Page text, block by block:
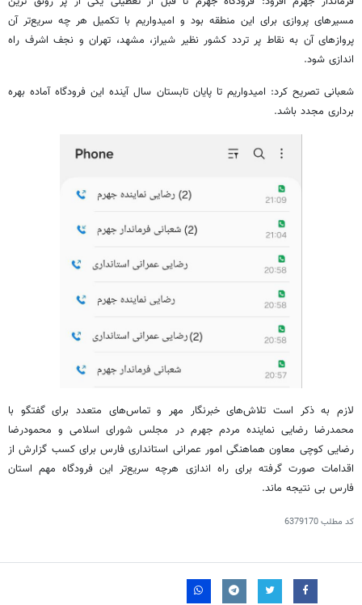
مسیرهای پروازی برای این منطقه بود و امیدواریم با تکمیل هر چه سریع‌تر آن
پروازهای آن به نقاط پر تردد کشور نظیر شیراز، مشهد، تهران و نجف اشرف راه
اندازی شود.
شعبانی تصریح کرد: امیدواریم تا پایان تابستان سال آینده این فرودگاه آماده بهره
برداری مجدد باشد.
لازم به ذکر است تلاش‌های خبرنگار مهر و تماس‌های متعدد برای گفتگو با
محمدرضا رضایی نماینده مردم جهرم در مجلس شورای اسلامی و محمودرضا
رضایی کوچی معاون هماهنگی امور عمرانی استانداری فارس برای کسب گزارش از
اقدامات صورت گرفته برای راه اندازی هرچه سریع‌تر این فرودگاه مهم استان
فارس بی نتیجه ماند.
کد مطلب6379170